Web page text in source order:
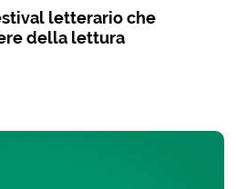
letterario che
della lettura